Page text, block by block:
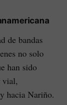
de bandas
no solo
han sido
vial,
hacia Nariño.